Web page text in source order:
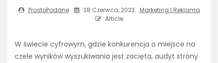
ProstoPodane 28 Czerwca, 2023
Marketing I Reklama
Article
W świecie cyfrowym, gdzie konkurencja o miejsce na
czele wyników wyszukiwania jest zacięta, audyt strony